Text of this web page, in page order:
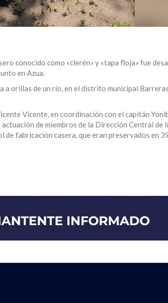
conocido como «clerén» y «tapa floja» fue
en Azua.
orillas de un río, en el distrito municipal
Vicente, en coordinación con el capitán
de miembros de la Dirección Central de
fabricación casera, que eran preservados en